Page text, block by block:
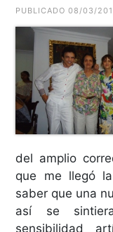
PUBLICADO 08/03/
del amplio
que me llegó
saber que una
así se
sensibilidad